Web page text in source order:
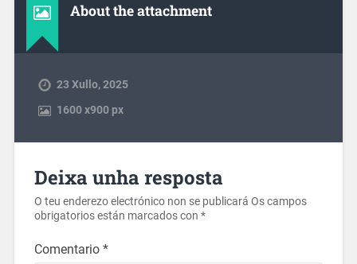
About the attachment
23 Xullo, 2025
1600x900 px
Deixa unha resposta
O teu enderezo electrónico non se publicará Os campos
obrigatorios están marcados con *
Comentario *